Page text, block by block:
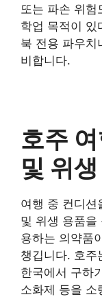
또는 파손 위
학업 목적이 있
북 전용 파우치
비합니다.
호주
및 위
여행 중 컨디션
및 위생 용품을
용하는 의약품
챙깁니다. 호주
한국에서 구하
소화제 등을 소